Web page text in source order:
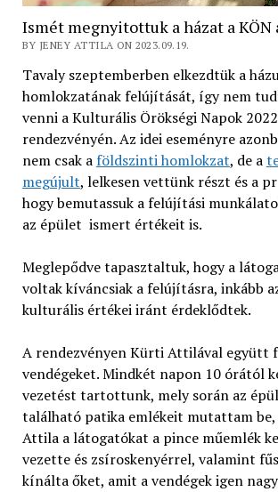
Ismét megnyitottuk a házat a KÖN
BY JENEY ATTILA ON 2023.09.19.
Tavaly szeptemberben elkezdtük a
homlokzatának felújítását, így nem
venni a Kulturális Örökségi Napok
rendezvényén. Az idei eseményre
nem csak a földszinti homlokzat, de a
megújult, lelkesen vettünk részt és a
hogy bemutassuk a felújítási
az épület ismert értékeit is.
Meglepődve tapasztaltuk, hogy a
voltak kíváncsiak a felújításra, inkább
kulturális értékei iránt érdeklődtek.
A rendezvényen Kürti Attilával együtt
vendégeket. Mindkét napon 10 órától
vezetést tartottunk, mely során az
található patika emlékeit mutattam
Attila a látogatókat a pince műemlék
vezette és zsíroskenyérrel, valamint
kínálta őket, amit a vendégek igen